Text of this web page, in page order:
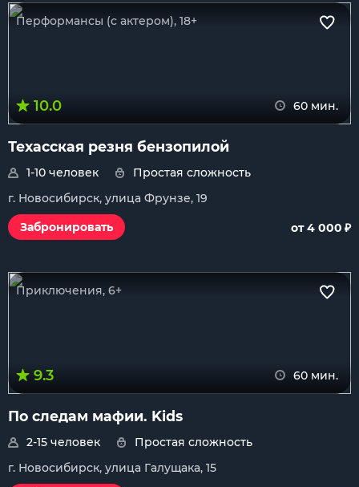
Перформансы (с актером), 18+
10.0 60 мин.
Техасская резня бензопилой
1-10 человек
Простая сложность
г. Новосибирск, улица Фрунзе, 19
Забронировать
от 4 000 ₽
Приключения, 6+
9.3 60 мин.
По следам мафии. Kids
2-15 человек
Простая сложность
г. Новосибирск, улица Галущака, 15